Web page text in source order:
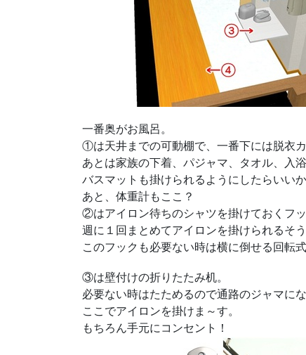
一番奥がお風呂。
①は天井までの可動棚で、一番下には脱衣カ
あとは家族の下着、パジャマ、タオル、入浴
バスマットも掛けられるようにしたらいい
あと、体重計もここ？
②はアイロン待ちのシャツを掛けておくフッ
週に１回まとめてアイロンを掛けられるそ
このフックも必要ない時は横に倒せる回転式
③は壁付けの折りたたみ机。
必要ない時はたためるので通路のジャマにな
ここでアイロンを掛けま～す。
もちろん手元にコンセント！